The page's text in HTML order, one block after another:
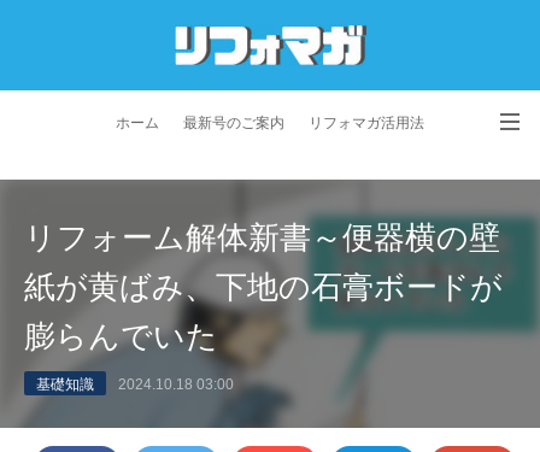
ホーム 最新号のご案内 リフォマガ活用法
プライバシーポリシー 利用規約 会社概要
リフォーム解体新書～便器横の壁
紙が黄ばみ、下地の石膏ボードが
膨らんでいた
基礎知識 2024.10.18 03:00